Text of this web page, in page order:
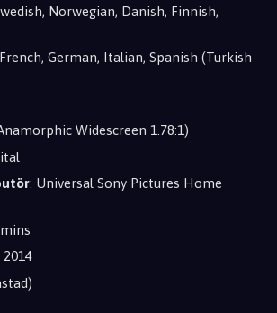
Norwegian, Danish, Finnish,
German, Italian, Spanish (Turkish
Widescreen 1.78:1)
: Universal Sony Pictures Home
2014